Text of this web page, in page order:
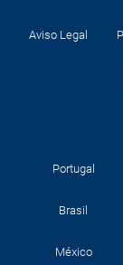
Aviso Legal
Portugal
Brasil
México